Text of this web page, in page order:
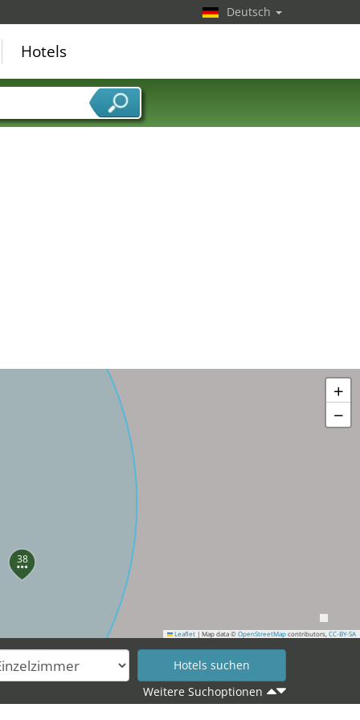
38
+
−
Leaflet | Map data © OpenStreetMap contributors, CC-BY-SA
Weitere Suchoptionen
Deutsch
Hotels